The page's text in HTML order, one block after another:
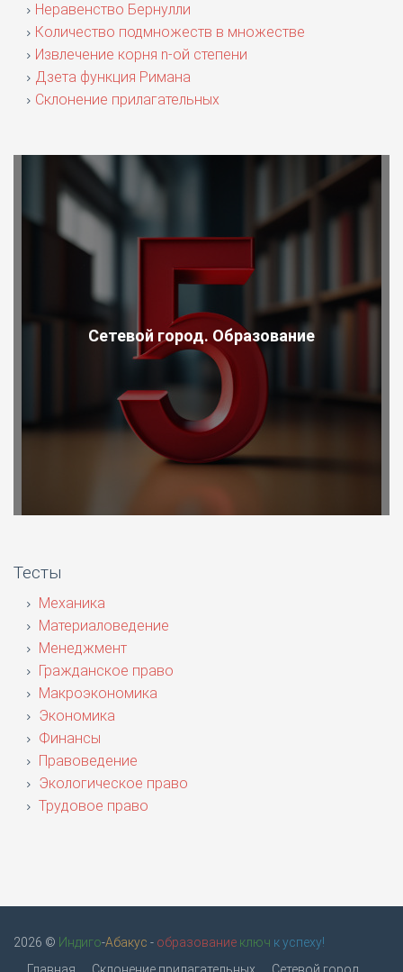
Неравенство Бернулли
Количество подмножеств в множестве
Извлечение корня n-ой степени
Дзета функция Римана
Склонение прилагательных
Сетевой город. Образование
Тесты
Механика
Материаловедение
Менеджмент
Гражданское право
Макроэкономика
Экономика
Финансы
Правоведение
Экологическое право
Трудовое право
2026 © Индиго-Абакус - образование ключ к успеху!